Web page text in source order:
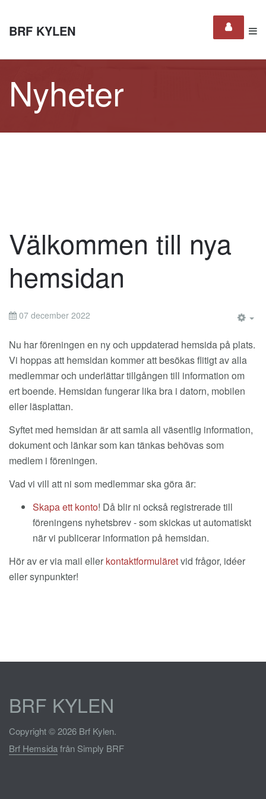
BRF KYLEN
Nyheter
Välkommen till nya
hemsidan
07 december 2022
Nu har föreningen en ny och uppdaterad hemsida på plats.
Vi hoppas att hemsidan kommer att besökas flitigt av alla
medlemmar och underlättar tillgången till information om
ert boende. Hemsidan fungerar lika bra i datorn, mobilen
eller läsplattan.
Syftet med hemsidan är att samla all väsentlig information,
dokument och länkar som kan tänkas behövas som
medlem i föreningen.
Vad vi vill att ni som medlemmar ska göra är:
Skapa ett konto! Då blir ni också registrerade till
föreningens nyhetsbrev - som skickas ut automatiskt
när vi publicerar information på hemsidan.
Hör av er via mail eller kontaktformuläretvid frågor, idéer
eller synpunkter!
BRF KYLEN
Copyright © 2026 Brf Kylen.
Brf Hemsidafrån Simply BRF